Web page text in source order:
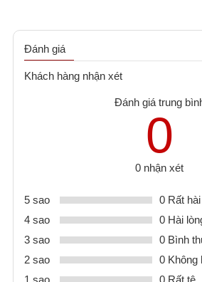
Đánh giá
Khách hàng nhận xét
Đánh giá trung
0
0 nhận xét
5 sao
0 Rất
4 sao
0 Hài
3 sao
0 Bình
2 sao
0 Không